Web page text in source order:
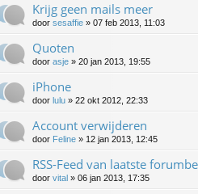
Krijg geen mails meer
door sesaffie » 07 feb 2013, 11:03
Quoten
door asje » 20 jan 2013, 19:55
iPhone
door lulu » 22 okt 2012, 22:33
Account verwijderen
door Feline » 12 jan 2013, 12:45
RSS-Feed van laatste
door vital » 06 jan 2013, 17:35